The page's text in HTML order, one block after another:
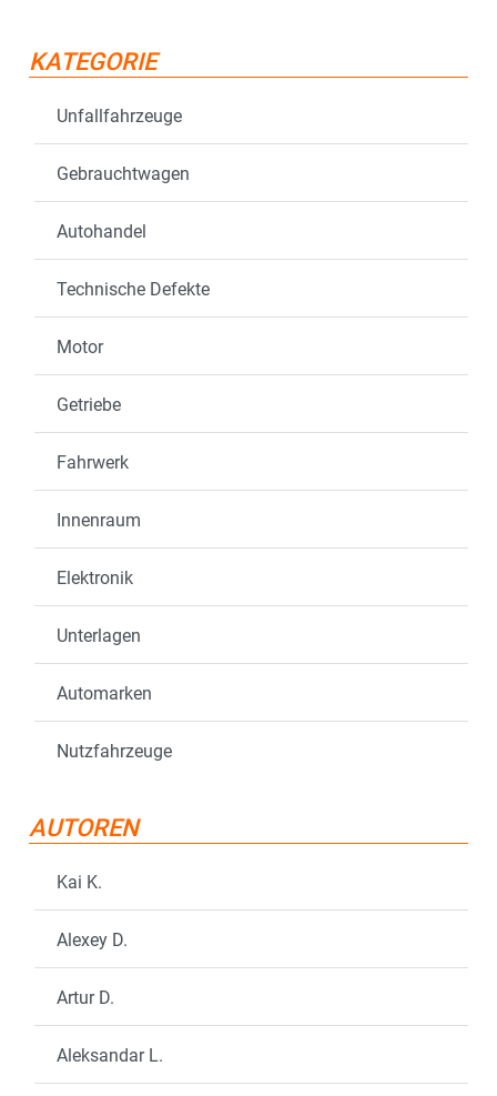
KATEGORIE
Unfallfahrzeuge
Gebrauchtwagen
Autohandel
Technische Defekte
Motor
Getriebe
Fahrwerk
Innenraum
Elektronik
Unterlagen
Automarken
Nutzfahrzeuge
AUTOREN
Kai K.
Alexey D.
Artur D.
Aleksandar L.